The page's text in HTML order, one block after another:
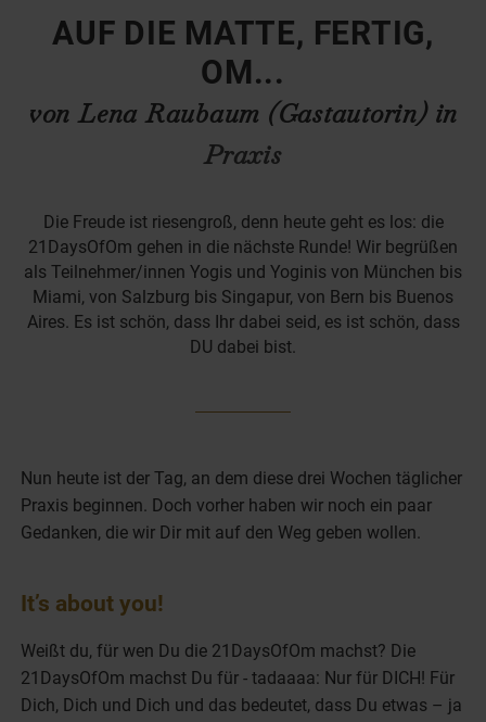
AUF DIE MATTE, FERTIG,
OM...
von Lena Raubaum (Gastautorin) in
Praxis
Die Freude ist riesengroß, denn heute geht es los: die
21DaysOfOm gehen in die nächste Runde! Wir begrüßen
als Teilnehmer/innen Yogis und Yoginis von München bis
Miami, von Salzburg bis Singapur, von Bern bis Buenos
Aires. Es ist schön, dass Ihr dabei seid, es ist schön, dass
DU dabei bist.
Nun heute ist der Tag, an dem diese drei Wochen täglicher
Praxis beginnen. Doch vorher haben wir noch ein paar
Gedanken, die wir Dir mit auf den Weg geben wollen.
It’s about you!
Weißt du, für wen Du die 21DaysOfOm machst? Die
21DaysOfOm machst Du für - tadaaaa: Nur für DICH! Für
Dich, Dich und Dich und das bedeutet, dass Du etwas – ja